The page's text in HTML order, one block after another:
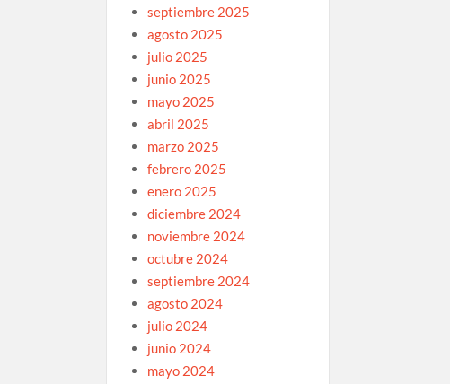
septiembre 2025
agosto 2025
julio 2025
junio 2025
mayo 2025
abril 2025
marzo 2025
febrero 2025
enero 2025
diciembre 2024
noviembre 2024
octubre 2024
septiembre 2024
agosto 2024
julio 2024
junio 2024
mayo 2024